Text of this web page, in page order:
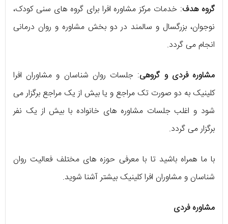
گروه هدف: خدمات مرکز مشاوره افرا برای گروه های سنی کودک،
نوجوان، بزرگسال و سالمند در دو بخش مشاوره و روان درمانی
انجام می گردد.
مشاوره فردی و گروهی: جلسات روان شناسان و مشاوران افرا
کلینیک به دو صورت تک مراجع و یا بیش از یک مراجع برگزار می
شود و اغلب جلسات مشاوره های خانواده با بیش از یک نفر
برگزار می گردد.
با ما همراه باشید تا با معرفی حوزه های مختلف فعالیت روان
شناسان و مشاوران افرا کلینیک بیشتر آشنا شوید.
مشاوره فردی